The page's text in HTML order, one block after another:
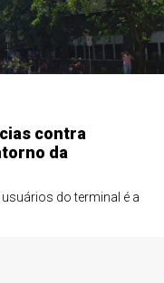
contra
da
do terminal é a